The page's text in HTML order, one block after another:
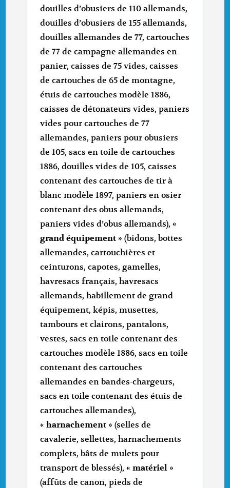
douilles d’obusiers de 110 allemands,
douilles d’obusiers de 155 allemands,
douilles allemandes de 77, cartouches
de 77 de campagne allemandes en
panier, caisses de 75 vides, caisses
de cartouches de 65 de montagne,
étuis de cartouches modèle 1886,
caisses de détonateurs vides, paniers
vides pour cartouches de 77
allemandes, paniers pour obusiers
de 105, sacs en toile de cartouches
1886, douilles vides de 105, caisses
contenant des cartouches de tir à
blanc modèle 1897, paniers en osier
contenant des obus allemands,
paniers vides d’obus allemands), «
grand équipement » (bidons, bottes
allemandes, cartouchières et
ceinturons, capotes, gamelles,
havresacs français, havresacs
allemands, habillement de grand
équipement, képis, musettes,
tambours et clairons, pantalons,
vestes, sacs en toile contenant des
cartouches modèle 1886, sacs en toile
contenant des cartouches
allemandes en bandes-chargeurs,
sacs en toile contenant des étuis de
cartouches allemandes),
«harnachement » (selles de
cavalerie, sellettes, harnachements
complets, bâts de mulets pour
transport de blessés), «matériel »
(affûts de canon, pieds de